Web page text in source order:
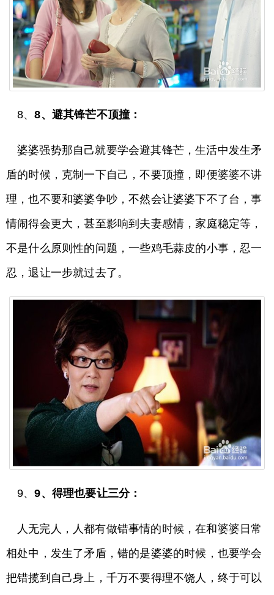
8、8、避其锋芒不顶撞：
婆婆强势那自己就要学会避其锋芒，生活中发生矛
盾的时候，克制一下自己，不要顶撞，即便婆婆不讲
理，也不要和婆婆争吵，不然会让婆婆下不了台，事
情闹得会更大，甚至影响到夫妻感情，家庭稳定等，
不是什么原则性的问题，一些鸡毛蒜皮的小事，忍一
忍，退让一步就过去了。
9、9、得理也要让三分：
人无完人，人都有做错事情的时候，在和婆婆日常
相处中，发生了矛盾，错的是婆婆的时候，也要学会
把错揽到自己身上，千万不要得理不饶人，终于可以